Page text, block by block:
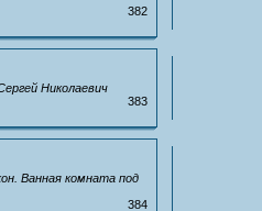
382
Николаевич
383
Ванная комната под
384